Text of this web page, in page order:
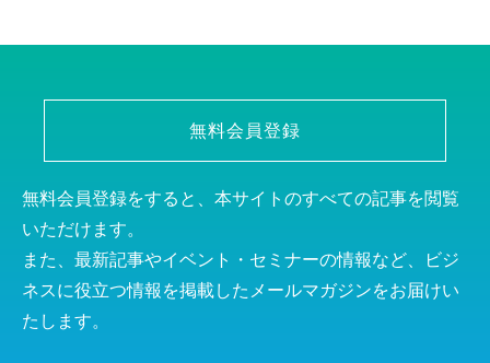
無料会員登録
無料会員登録をすると、本サイトのすべての記事を閲覧
いただけます。
また、最新記事やイベント・セミナーの情報など、ビジ
ネスに役立つ情報を掲載したメールマガジンをお届けい
たします。